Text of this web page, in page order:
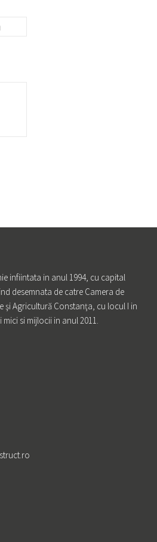
infiintata in anul 1994, cu capital
desemnata de catre Camera de
şi Agricultură Constanţa, cu locul I in
si mijlocii in anul 2011.